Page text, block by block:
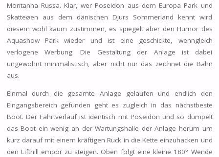
Montanha Russa. Klar, wer Poseidon aus dem Europa Park und
Skatteøen aus dem dänischen Djurs Sommerland kennt wird
diesem wohl kaum zustimmen, es spiegelt aber den Humor des
Aquashow Park wieder und ist eine geschickte, wenngleich
verlogene Werbung. Die Gestaltung der Anlage ist dabei
ungewohnt minimalistisch, aber nicht nur das zeichnet die Bahn
aus.
Einmal durch die gesamte Anlage gelaufen und endlich den
Eingangsbereich gefunden geht es zugleich in das nächstbeste
Boot. Der Fahrtverlauf ist identisch mit Poseidon und so dümpelt
das Boot ein wenig an der Wartungshalle der Anlage herum um
kurz darauf mit einem kräftigen Ruck in die Kette einzuhacken und
den Lifthill empor zu steigen. Oben folgt eine kleine 180° Wende